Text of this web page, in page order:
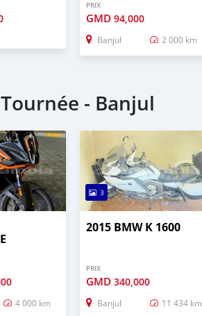
PRIX
GMD94,000
Banjul 2 000 km
- Banjul
4 000 km
3
2015 BMW K 1600
PRIX
GMD340,000
Banjul 11 434 km